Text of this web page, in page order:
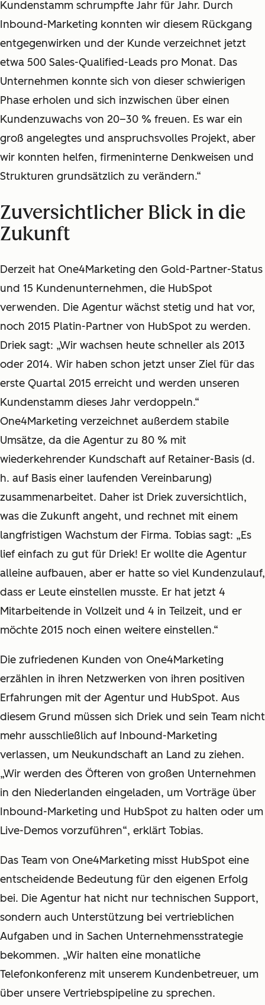
Kundenstamm schrumpfte Jahr für Jahr. Durch
Inbound-Marketing konnten wir diesem Rückgang
entgegenwirken und der Kunde verzeichnet jetzt
etwa 500 Sales-Qualified-Leads pro Monat. Das
Unternehmen konnte sich von dieser schwierigen
Phase erholen und sich inzwischen über einen
Kundenzuwachs von 20–30 % freuen. Es war ein
groß angelegtes und anspruchsvolles Projekt, aber
wir konnten helfen, firmeninterne Denkweisen und
Strukturen grundsätzlich zu verändern.“
Zuversichtlicher Blick in die
Zukunft
Derzeit hat One4Marketing den Gold-Partner-Status
und 15 Kundenunternehmen, die HubSpot
verwenden. Die Agentur wächst stetig und hat vor,
noch 2015 Platin-Partner von HubSpot zu werden.
Driek sagt: „Wir wachsen heute schneller als 2013
oder 2014. Wir haben schon jetzt unser Ziel für das
erste Quartal 2015 erreicht und werden unseren
Kundenstamm dieses Jahr verdoppeln.“
One4Marketing verzeichnet außerdem stabile
Umsätze, da die Agentur zu 80 % mit
wiederkehrender Kundschaft auf Retainer-Basis (d.
h. auf Basis einer laufenden Vereinbarung)
zusammenarbeitet. Daher ist Driek zuversichtlich,
was die Zukunft angeht, und rechnet mit einem
langfristigen Wachstum der Firma. Tobias sagt: „Es
lief einfach zu gut für Driek! Er wollte die Agentur
alleine aufbauen, aber er hatte so viel Kundenzulauf,
dass er Leute einstellen musste. Er hat jetzt 4
Mitarbeitende in Vollzeit und 4 in Teilzeit, und er
möchte 2015 noch einen weitere einstellen.“
Die zufriedenen Kunden von One4Marketing
erzählen in ihren Netzwerken von ihren positiven
Erfahrungen mit der Agentur und HubSpot. Aus
diesem Grund müssen sich Driek und sein Team nicht
mehr ausschließlich auf Inbound-Marketing
verlassen, um Neukundschaft an Land zu ziehen.
„Wir werden des Öfteren von großen Unternehmen
in den Niederlanden eingeladen, um Vorträge über
Inbound-Marketing und HubSpot zu halten oder um
Live-Demos vorzuführen“, erklärt Tobias.
Das Team von One4Marketing misst HubSpot eine
entscheidende Bedeutung für den eigenen Erfolg
bei. Die Agentur hat nicht nur technischen Support,
sondern auch Unterstützung bei vertrieblichen
Aufgaben und in Sachen Unternehmensstrategie
bekommen. „Wir halten eine monatliche
Telefonkonferenz mit unserem Kundenbetreuer, um
über unsere Vertriebspipeline zu sprechen.